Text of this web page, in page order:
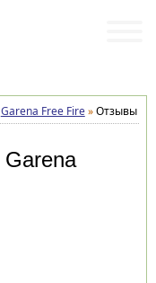
Garena Free Fire»Отзывы
Garena